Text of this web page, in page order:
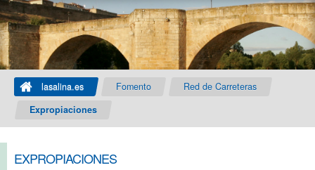
lasalina.es Fomento
Red de Carreteras
Expropiaciones
EXPROPIACIONES